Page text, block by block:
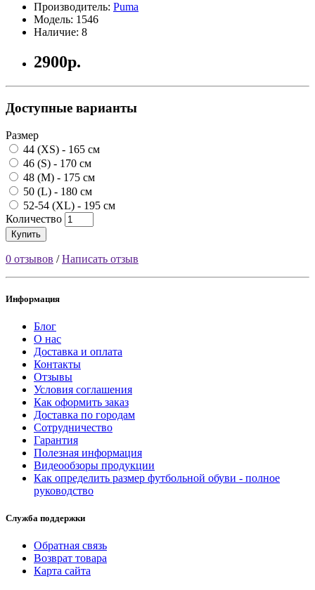
Производитель: Puma
Модель: 1546
Наличие: 8
2900р.
Доступные варианты
Размер
44 (XS) - 165 см
46 (S) - 170 см
48 (M) - 175 см
50 (L) - 180 см
52-54 (XL) - 195 см
Количество
Купить
0 отзывов /Написать отзыв
Информация
Блог
О нас
Доставка и оплата
Контакты
Отзывы
Условия соглашения
Как оформить заказ
Доставка по городам
Сотрудничество
Гарантия
Полезная информация
Видеообзоры продукции
Как определить размер футбольной обуви - полное
руководство
Служба поддержки
Обратная связь
Возврат товара
Карта сайта